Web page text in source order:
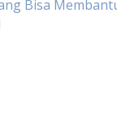
Bisa